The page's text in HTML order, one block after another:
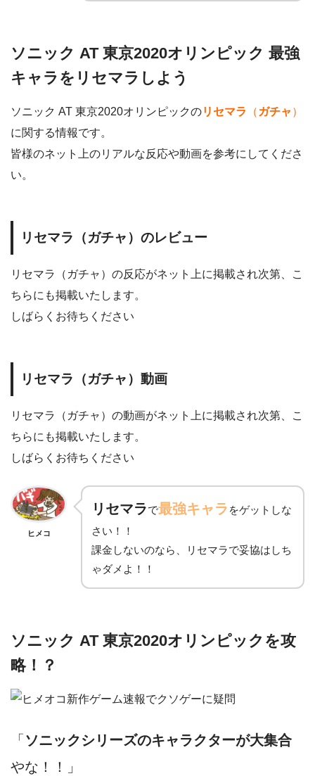
ソニック AT 東京2020オリンピック 最強
キャラをリセマラしよう
ソニック AT 東京2020オリンピックのリセマラ （ ガチャ ）
に関する情報です。
皆様のネット上のリアルな反応や動画を参考にしてくださ
い。
リセマラ（ガチャ）のレビュー
リセマラ（ガチャ）の反応がネット上に掲載され次第、こ
ちらにも掲載いたします。
しばらくお待ちください
リセマラ（ガチャ）動画
リセマラ（ガチャ）の動画がネット上に掲載され次第、こ
ちらにも掲載いたします。
しばらくお待ちください
ヒメコ
リセマラで最強キャラ をゲットしな
さい！！
課金しないのなら、リセマラで妥協はしち
ゃダメよ！！
ソニック AT 東京2020オリンピックを攻
略！？
「 ソニックシリーズのキャラクターが大集合
やな！！」